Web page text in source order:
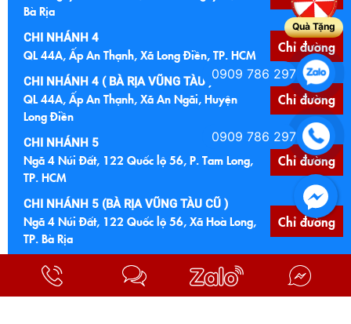
Bà Rịa
CHI NHÁNH 4
QL 44A, Ấp An Thạnh, Xã Long Điền, TP. HCM Chỉ đường
CHI NHÁNH 4 ( BÀ RỊA VŨNG TÀU )
QL 44A, Ấp An Thạnh, Xã An Ngãi, Huyện
Long Điền
Chỉ đường
CHI NHÁNH 5
Ngã 4 Núi Đất, 122 Quốc lộ 56, P. Tam Long,
TP. HCM
Chỉ đường
CHI NHÁNH 5 (BÀ RỊA VŨNG TÀU CŨ )
Ngã 4 Núi Đất, 122 Quốc lộ 56, Xã Hoà Long,
TP. Bà Rịa
Chỉ đường
CHI NHÁNH 6
Cầu Đất Đỏ, Quốc lộ 55, Xã Đất Đỏ, TP. HCM Chỉ đường
Quà Tặng
0909 786 297
0909 786 297